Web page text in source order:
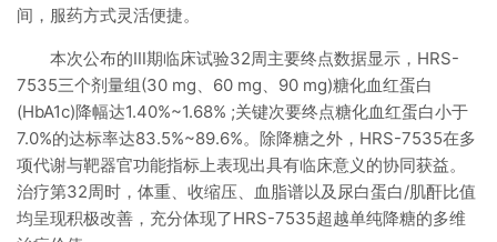
间，服药方式灵活便捷。
本次公布的Ⅲ期临床试验32周主要终点数据显示，HRS-
7535三个剂量组(30 mg、60 mg、90 mg)糖化血红蛋白
(HbA1c)降幅达1.40%~1.68% ;关键次要终点糖化血红蛋白小于
7.0%的达标率达83.5%~89.6%。除降糖之外，HRS-7535在多
项代谢与靶器官功能指标上表现出具有临床意义的协同获益。
治疗第32周时，体重、收缩压、血脂谱以及尿白蛋白/肌酐比值
均呈现积极改善，充分体现了HRS-7535超越单纯降糖的多维